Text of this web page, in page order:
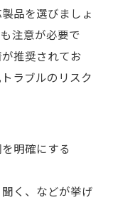
品を選びましょ
注意が必要で
推奨されてお
ラブルのリスク
明確にする
く、などが挙げ